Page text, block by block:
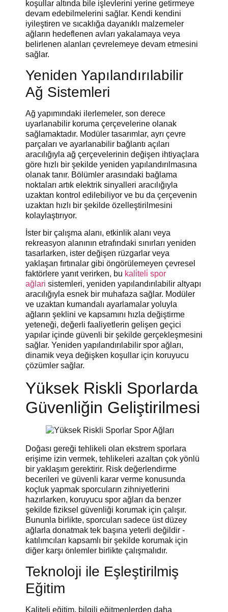
koşullar altında bile işlevlerini yerine getirmeye
devam edebilmelerini sağlar. Kendi kendini
iyileştiren ve sıcaklığa dayanıklı malzemeler
ağların hedeflenen avları yakalamaya veya
belirlenen alanları çevrelemeye devam etmesini
sağlar.
Yeniden Yapılandırılabilir
Ağ Sistemleri
Ağ yapımındaki ilerlemeler, son derece
uyarlanabilir koruma çerçevelerine olanak
sağlamaktadır. Modüler tasarımlar, ayrı çevre
parçaları ve ayarlanabilir bağlantı açıları
aracılığıyla ağ çerçevelerinin değişen ihtiyaçlara
göre hızlı bir şekilde yeniden yapılandırılmasına
olanak tanır. Bölümler arasındaki bağlama
noktaları artık elektrik sinyalleri aracılığıyla
uzaktan kontrol edilebiliyor ve bu da çerçevenin
uzaktan hızlı bir şekilde özelleştirilmesini
kolaylaştırıyor.
İster bir çalışma alanı, etkinlik alanı veya
rekreasyon alanının etrafındaki sınırları yeniden
tasarlarken, ister değişen rüzgarlar veya
yaklaşan fırtınalar gibi öngörülemeyen çevresel
faktörlere yanıt verirken, bu kali̇teli̇ spor
ağlari sistemleri, yeniden yapılandırılabilir altyapı
aracılığıyla esnek bir muhafaza sağlar. Modüler
ve uzaktan kumandalı ayarlamalar yoluyla
ağların şeklini ve kapsamını hızla değiştirme
yeteneği, değerli faaliyetlerin gelişen geçici
yapılar içinde güvenli bir şekilde gerçekleşmesini
sağlar. Yeniden yapılandırılabilir spor ağları,
dinamik veya değişken koşullar için koruyucu
çözümler sağlar.
Yüksek Riskli Sporlarda
Güvenliğin Geliştirilmesi
Doğası gereği tehlikeli olan ekstrem sporlara
erişime izin vermek, tehlikeleri azaltan çok yönlü
bir yaklaşım gerektirir. Risk değerlendirme
becerileri ve güvenli karar verme konusunda
koçluk yapmak sporcuların zihniyetlerini
hazırlarken, koruyucu spor ağları da benzer
şekilde fiziksel güvenliği korumak için çalışır.
Bununla birlikte, sporcuları sadece üst düzey
ağlarla donatmak tek başına yeterli değildir -
katılımcıları kapsamlı bir şekilde korumak için
diğer karşı önlemler birlikte çalışmalıdır.
Teknoloji ile Eşleştirilmiş
Eğitim
Kaliteli eğitim, bilgili eğitmenlerden daha